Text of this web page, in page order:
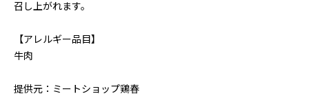
召し上がれます。
【アレルギー品目】
牛肉
提供元：ミートショップ鶏春